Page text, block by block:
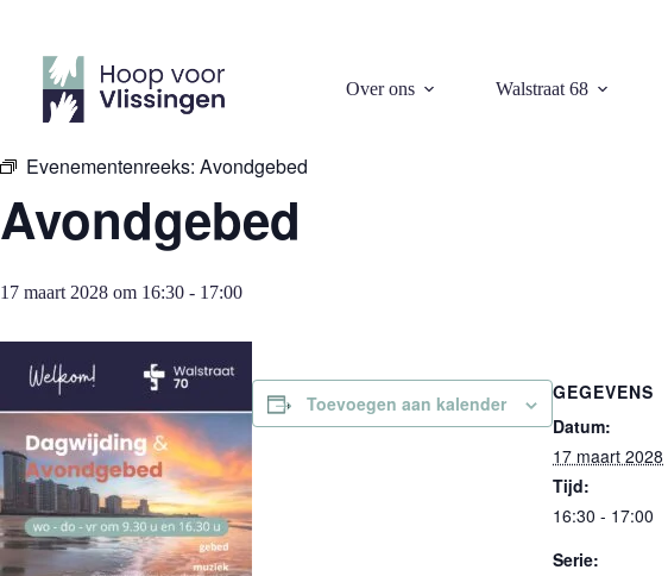
inhoud
Over ons Walstraat 68
« Alle Evenementen
Evenementenreeks: Avondgebed
Avondgebed
17 maart 2028 om 16:30 - 17:00
Toevoegen aan kalender
GEGEVENS
Datum:
17 maart 2028
Tijd:
16:30 - 17:00
Serie: